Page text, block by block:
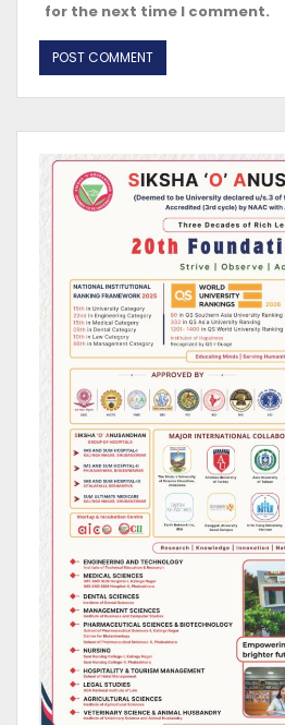
for the next time I comment.